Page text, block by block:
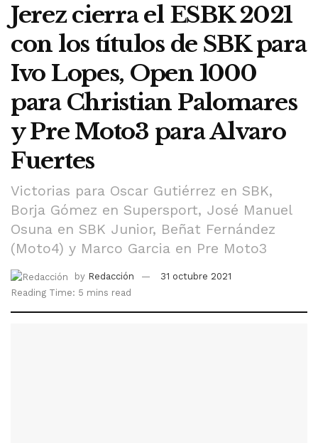
Jerez cierra el ESBK 2021
con los títulos de SBK para
Ivo Lopes, Open 1000
para Christian Palomares
y Pre Moto3 para Alvaro
Fuertes
Victorias para Oscar Gutiérrez en SBK,
Borja Gómez en Supersport, José Manuel
Osuna en SBK Junior, Beñat Fernández
(Moto4) y Marco Garcia en Pre Moto3
by Redacción
31 octubre 2021
Reading Time: 5 mins read